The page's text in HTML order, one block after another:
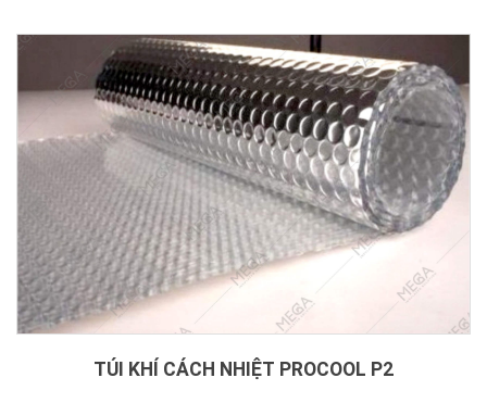
TÚI KHÍ CÁCH NHIỆT PROCOOL P2